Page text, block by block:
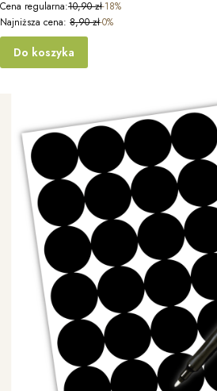
Cena regularna:10,90 zł-18%
Najniższa cena: 8,90 zł-0%
Do koszyka